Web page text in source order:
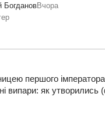
БогдановВчора
першого
випари: як утворились